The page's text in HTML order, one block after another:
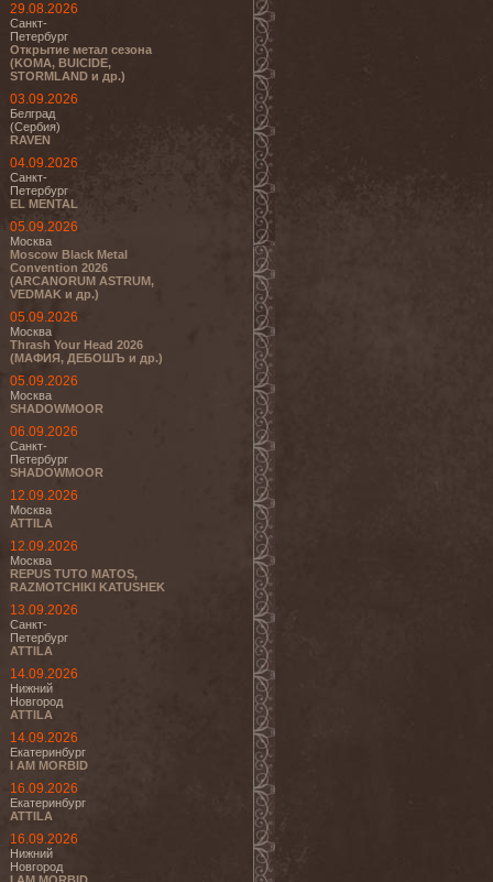
29.08.2026
Санкт-
Петербург
Открытие метал сезона
(KOMA, BUICIDE,
STORMLAND и др.)
03.09.2026
Белград
(Сербия)
RAVEN
04.09.2026
Санкт-
Петербург
EL MENTAL
05.09.2026
Москва
Moscow Black Metal
Convention 2026
(ARCANORUM ASTRUM,
VEDMAK и др.)
05.09.2026
Москва
Thrash Your Head 2026
(МАФИЯ, ДЕБОШЪ и др.)
05.09.2026
Москва
SHADOWMOOR
06.09.2026
Санкт-
Петербург
SHADOWMOOR
12.09.2026
Москва
ATTILA
12.09.2026
Москва
REPUS TUTO MATOS,
RAZMOTCHIKI KATUSHEK
13.09.2026
Санкт-
Петербург
ATTILA
14.09.2026
Нижний
Новгород
ATTILA
14.09.2026
Екатеринбург
I AM MORBID
16.09.2026
Екатеринбург
ATTILA
16.09.2026
Нижний
Новгород